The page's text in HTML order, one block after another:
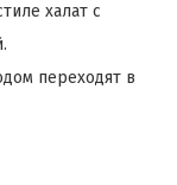
халат с
переходят в